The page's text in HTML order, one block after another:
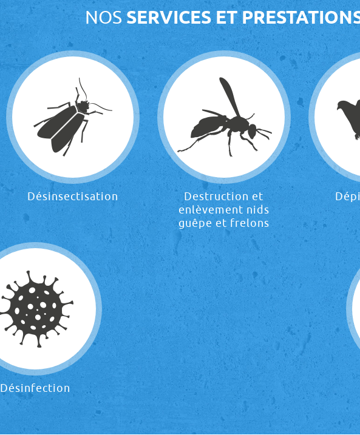
NOSSERVICES ET
Désinsectisation
Destruction et
enlèvement nids
guêpe et frelons
Désinfection